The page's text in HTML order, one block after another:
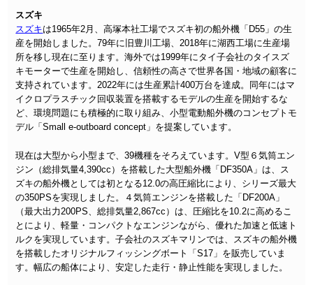
スズキ
スズキは1965年2月、高塚本社工場でスズキ初の船外機「D55」の生
産を開始しました。79年に旧豊川工場、2018年に湖西工場に生産場
所を移し現在に至ります。海外では1999年にタイ子会社のタイスズ
キモーターで生産を開始し、信頼性の高さで世界各国・地域の顧客に
支持されています。2022年には生産累計400万台を達成。同年にはマ
イクロプラスチック回収装置を搭載するモデルの生産を開始するな
ど、環境問題にも積極的に取り組み、小型電動船外機のコンセプトモ
デル「Small e-outboard concept」を提案しています。
現在は大型から小型まで、39機種をそろえています。V型６気筒エン
ジン（総排気量4,390cc）を搭載した大型船外機「DF350A」は、ス
ズキの船外機としては初となる12.0の高圧縮比により、シリーズ最大
の350PSを実現しました。４気筒エンジンを搭載した「DF200A」
（最大出力200PS、総排気量2,867cc）は、圧縮比を10.2に高めるこ
とにより、軽量・コンパクトなエンジンながら、優れた加速と低速ト
ルクを実現しています。子会社のスズキマリンでは、スズキの船外機
を搭載したオリジナルフィッシングボート「S17」を販売していま
す。幅広の船体により、安定した走行・静止性能を実現しました。